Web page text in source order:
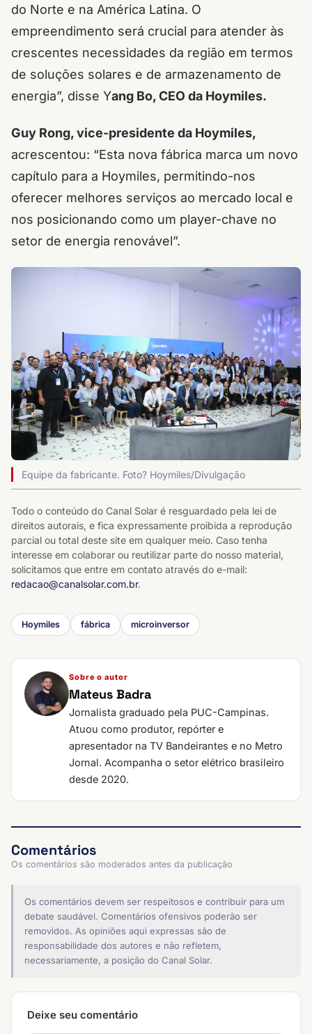
do Norte e na América Latina. O
empreendimento será crucial para atender às
crescentes necessidades da região em termos
de soluções solares e de armazenamento de
energia”, disse Yang Bo, CEO da Hoymiles.
Guy Rong, vice-presidente da Hoymiles,
acrescentou: “Esta nova fábrica marca um novo
capítulo para a Hoymiles, permitindo-nos
oferecer melhores serviços ao mercado local e
nos posicionando como um player-chave no
setor de energia renovável”.
Equipe da fabricante. Foto? Hoymiles/Divulgação
Todo o conteúdo do Canal Solar é resguardado pela lei de
direitos autorais, e fica expressamente proibida a reprodução
parcial ou total deste site em qualquer meio. Caso tenha
interesse em colaborar ou reutilizar parte do nosso material,
solicitamos que entre em contato através do e-mail:
redacao@canalsolar.com.br.
Hoymiles fábrica microinversor
Sobre o autor
Mateus Badra
Jornalista graduado pela PUC-Campinas.
Atuou como produtor, repórter e
apresentador na TV Bandeirantes e no Metro
Jornal. Acompanha o setor elétrico brasileiro
desde 2020.
Comentários
Os comentários são moderados antes da publicação
Os comentários devem ser respeitosos e contribuir para um
debate saudável. Comentários ofensivos poderão ser
removidos. As opiniões aqui expressas são de
responsabilidade dos autores e não refletem,
necessariamente, a posição do Canal Solar.
Deixe seu comentário